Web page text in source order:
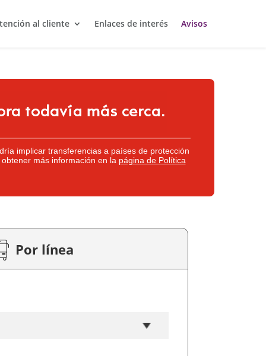
al cliente Enlaces de interés Avisos
implicar transferencias a países de protección
más información en la página de Política
Por línea